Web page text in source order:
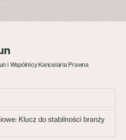
i Wspólnicy Kancelaria Prawna
Klucz do stabilności branży